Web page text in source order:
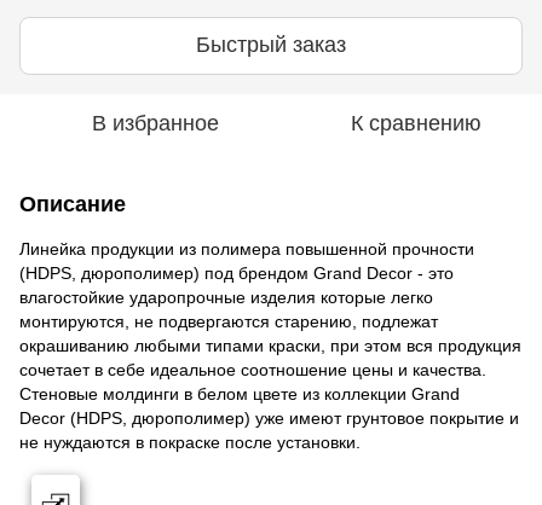
Быстрый заказ
В избранное К сравнению
Описание
Линейка продукции из полимера повышенной прочности
(HDPS, дюрополимер) под брендом Grand Decor - это
влагостойкие ударопрочные изделия которые легко
монтируются, не подвергаются старению, подлежат
окрашиванию любыми типами краски, при этом вся продукция
сочетает в себе идеальное соотношение цены и качества.
Стеновые молдинги в белом цвете из коллекции Grand
Decor (HDPS, дюрополимер) уже имеют грунтовое покрытие и
не нуждаются в покраске после установки.